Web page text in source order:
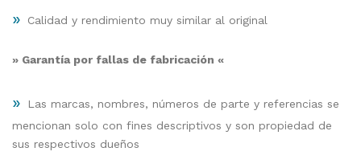
» Calidad y rendimiento muy similar al original
» Garantía por fallas de fabricación «
»
Las marcas, nombres, números de parte y referencias se
mencionan solo con fines descriptivos y son propiedad de
sus respectivos dueños